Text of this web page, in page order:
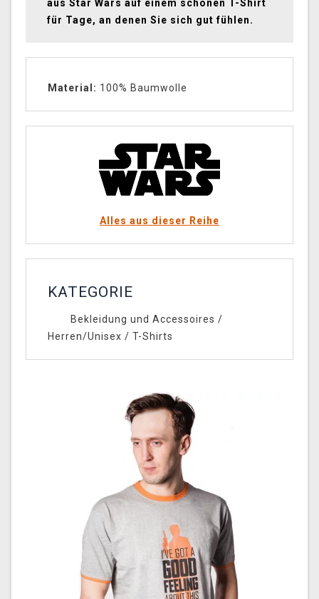
aus Star Wars auf einem schönen T-Shirt
für Tage, an denen Sie sich gut fühlen.
Material: 100% Baumwolle
Alles aus dieser Reihe
KATEGORIE
Bekleidung und Accessoires /
Herren/Unisex / T-Shirts